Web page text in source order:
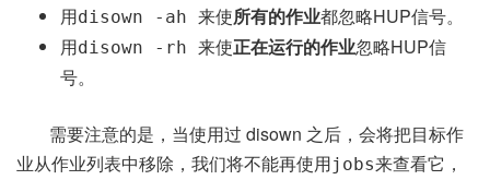
用disown -ah 来使所有的作业都忽略HUP信号。
用disown -rh 来使正在运行的作业忽略HUP信
号。
需要注意的是，当使用过 disown 之后，会将把目标作
业从作业列表中移除，我们将不能再使用jobs来查看它，